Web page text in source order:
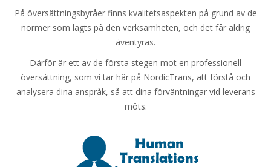
På översättningsbyråer finns kvalitetsaspekten på grund av de
normer som lagts på den verksamheten, och det får aldrig
äventyras.
Därför är ett av de första stegen mot en professionell
översättning, som vi tar här på NordicTrans, att förstå och
analysera dina anspråk, så att dina förväntningar vid leverans
möts.